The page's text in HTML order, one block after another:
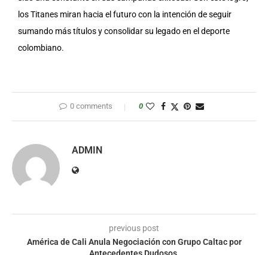
los Titanes miran hacia el futuro con la intención de seguir
sumando más títulos y consolidar su legado en el deporte
colombiano.
0 comments 0
ADMIN
previous post
América de Cali Anula Negociación con Grupo Caltac por
Antecedentes Dudosos.